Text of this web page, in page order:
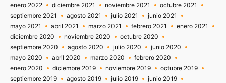
enero 2022
diciembre 2021 noviembre 2021
octubre 2021
septiembre 2021
agosto 2021 julio 2021
junio 2021
mayo 2021
abril 2021 marzo 2021 febrero 2021
enero 2021
diciembre 2020
noviembre 2020
octubre 2020
septiembre 2020
agosto 2020 julio 2020
junio 2020
mayo 2020
abril 2020 marzo 2020
febrero 2020
enero 2020
diciembre 2019 noviembre 2019
octubre 2019
septiembre 2019
agosto 2019 julio 2019
junio 2019